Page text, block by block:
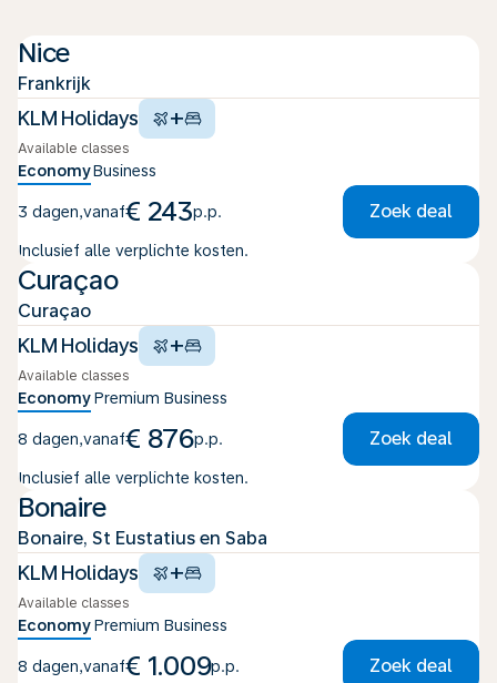
Nice
Frankrijk
KLM Holidays +
Available classes
EconomyBusiness
3 dagen,vanaf€ 243p.p. Zoek deal
Inclusief alle verplichte kosten.
Curaçao
Curaçao
KLM Holidays +
Available classes
EconomyPremium Business
8 dagen,vanaf€ 876p.p. Zoek deal
Inclusief alle verplichte kosten.
Bonaire
Bonaire, St Eustatius en Saba
KLM Holidays +
Available classes
EconomyPremium Business
8 dagen,vanaf€ 1.009p.p. Zoek deal